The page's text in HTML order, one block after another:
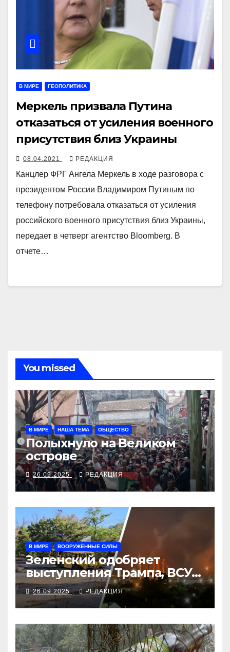
В МИРЕ ГЕОПОЛИТИКА
Меркель призвала Путина
отказаться от усиления военного
присутствия близ Украины
08.04.2021 РЕДАКЦИЯ
Канцлер ФРГ Ангела Меркель в ходе разговора с
президентом России Владимиром Путиным по
телефону потребовала отказаться от усиления
российского военного присутствия близ Украины,
передает в четверг агентство Bloomberg. В
отчете…
You missed
В МИРЕ НАША ТЕМА ОБЩЕСТВО
Полыхнуло на Великом
острове
26.09.2025 РЕДАКЦИЯ
В МИРЕ ВООРУЖЁННЫЕ СИЛЫ
Зеленский одобряет
выступления Трампа, ВСУ
закрыли Добропольский
рубеж
26.09.2025 РЕДАКЦИЯ